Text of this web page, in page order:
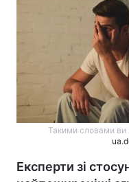
Такими словами
Експерти зі